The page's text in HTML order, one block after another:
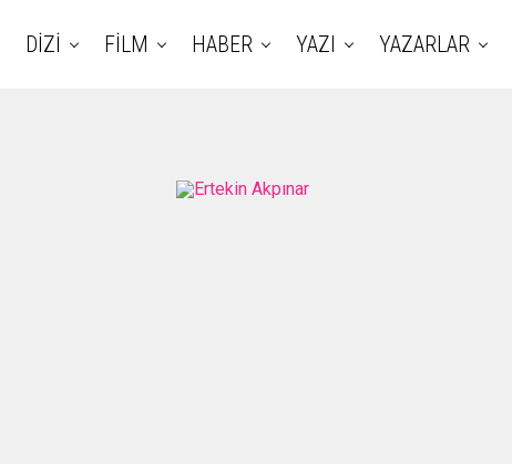
DİZİ FİLM HABER YAZI YAZARLAR